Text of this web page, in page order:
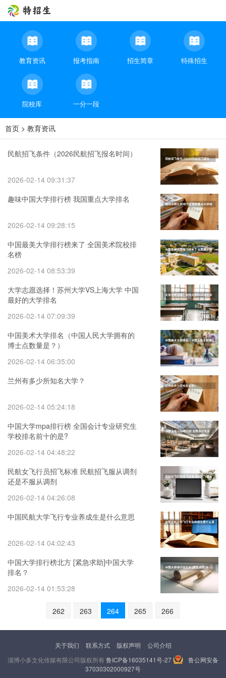
教育资讯 报考指南 招生简章 特殊招生
院校库 一分一段
首页 > 教育资讯
民航招飞条件（2026民航招飞报名时间）
2026-02-14 09:31:37
趣味中国大学排行榜 我国重点大学排名
2026-02-14 09:28:15
中国最美大学排行榜来了 全国美术院校排
名榜
2026-02-14 08:53:39
大学志愿选择！苏州大学VS上海大学 中国
最好的大学排名
2026-02-14 07:09:39
中国美术大学排名（中国人民大学拥有的
博士点数量是？）
2026-02-14 06:35:00
兰州有多少所知名大学？
2026-02-14 05:24:18
中国大学mpa排行榜 全国会计专业研究生
学校排名前十的是?
2026-02-14 04:48:22
民航女飞行员招飞标准 民航招飞服从调剂
还是不服从调剂
2026-02-14 04:26:08
中国民航大学飞行专业养成生是什么意思
2026-02-14 04:02:43
中国大学排行榜北方 [紧急求助]中国大学
排名？
2026-02-14 01:53:28
262 263 264 265 266
关于我们 联系方式 版权声明
公司介绍
淄博小多文化传媒有限公司版权所有鲁ICP备16035141号-27
鲁公网安备
37030302000927号